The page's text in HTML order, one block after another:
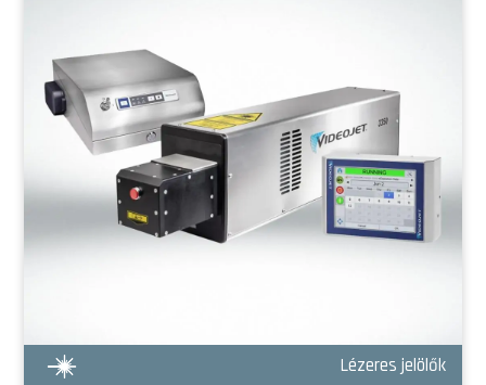
Lézeres jelölők